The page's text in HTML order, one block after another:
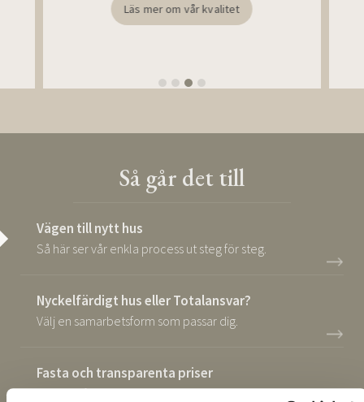
Läs mer om vår kvalitet
Så går det till
Vägen till nytt hus
Så här ser vår enkla process ut steg för steg.
Nyckelfärdigt hus eller Totalansvar?
Välj en samarbetsform som passar dig.
Fasta och transparenta priser
Läs om våra priser och ladda ner prislista.